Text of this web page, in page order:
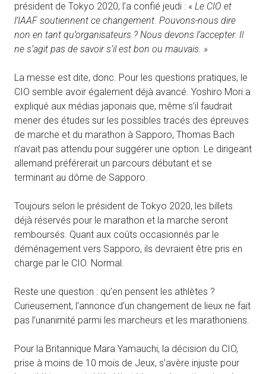
président de Tokyo 2020, l’a confié jeudi : « Le CIO et
l’IAAF soutiennent ce changement. Pouvons-nous dire
non en tant qu’organisateurs ? Nous devons l’accepter. Il
ne s’agit pas de savoir s’il est bon ou mauvais. »
La messe est dite, donc. Pour les questions pratiques, le
CIO semble avoir également déjà avancé. Yoshiro Mori a
expliqué aux médias japonais que, même s’il faudrait
mener des études sur les possibles tracés des épreuves
de marche et du marathon à Sapporo, Thomas Bach
n’avait pas attendu pour suggérer une option. Le dirigeant
allemand préférerait un parcours débutant et se
terminant au dôme de Sapporo.
Toujours selon le président de Tokyo 2020, les billets
déjà réservés pour le marathon et la marche seront
remboursés. Quant aux coûts occasionnés par le
déménagement vers Sapporo, ils devraient être pris en
charge par le CIO. Normal.
Reste une question : qu’en pensent les athlètes ?
Curieusement, l’annonce d’un changement de lieux ne fait
pas l’unanimité parmi les marcheurs et les marathoniens.
Pour la Britannique Mara Yamauchi, la décision du CIO,
prise à moins de 10 mois de Jeux, s’avère injuste pour